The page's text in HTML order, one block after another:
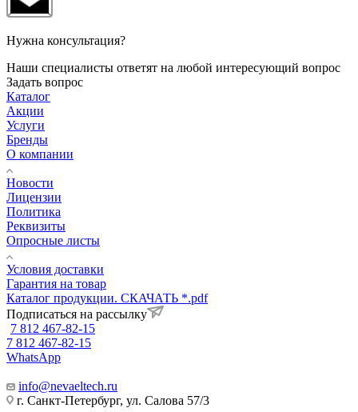
Нужна консультация?
Наши специалисты ответят на любой интересующий вопрос
Задать вопрос
Каталог
Акции
Услуги
Бренды
О компании
Новости
Лицензии
Политика
Реквизиты
Опросные листы
Условия доставки
Гарантия на товар
Каталог продукции. СКАЧАТЬ *.pdf
Подписаться на рассылку
7 812 467-82-15
7 812 467-82-15
WhatsApp
info@nevaeltech.ru
г. Санкт-Петербург, ул. Салова 57/3